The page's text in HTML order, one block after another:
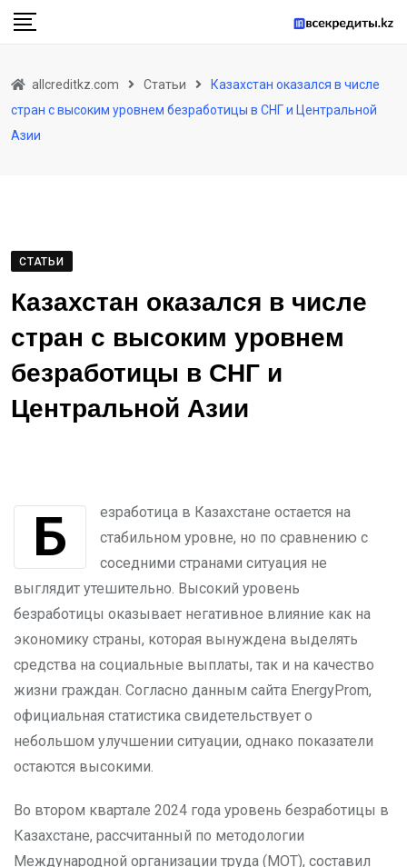
Skip
allcreditkz.com Статьи
Казахстан оказался в числе
стран с высоким уровнем безработицы в СНГ и Центральной
Азии
СТАТЬИ
Казахстан оказался в числе
стран с высоким уровнем
безработицы в СНГ и
Центральной Азии
Безработица в Казахстане остается на
стабильном уровне, но по сравнению с
соседними странами ситуация не
выглядит утешительно. Высокий уровень
безработицы оказывает негативное влияние как на
экономику страны, которая вынуждена выделять
средства на социальные выплаты, так и на качество
жизни граждан. Согласно данным сайта EnergyProm,
официальная статистика свидетельствует о
небольшом улучшении ситуации, однако показатели
остаются высокими.
Во втором квартале 2024 года уровень безработицы в
Казахстане, рассчитанный по методологии
Международной организации труда (МОТ), составил